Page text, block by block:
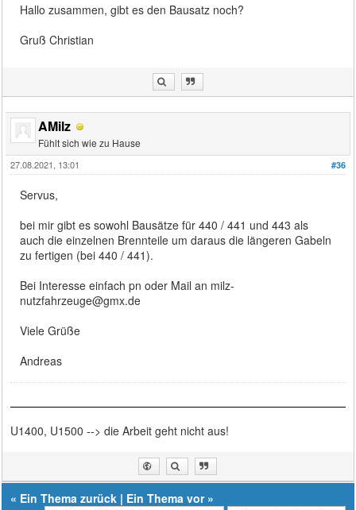
Hallo zusammen, gibt es den Bausatz noch?
Gruß Christian
AMilz
Fühlt sich wie zu Hause
#36
27.08.2021, 13:01
Servus,
bei mir gibt es sowohl Bausätze für 440 / 441 und 443 als
auch die einzelnen Brennteile um daraus die längeren Gabeln
zu fertigen (bei 440 / 441).
Bei Interesse einfach pn oder Mail an milz-
nutzfahrzeuge@gmx.de
Viele Grüße
Andreas
U1400, U1500 --> die Arbeit geht nicht aus!
« Ein Thema zurück | Ein Thema vor»